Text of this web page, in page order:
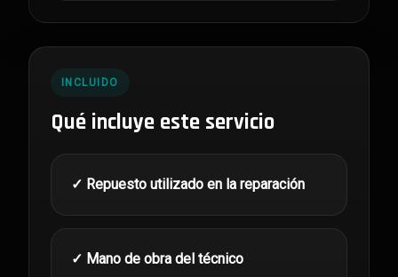
INCLUIDO
Qué incluye este servicio
✓ Repuesto utilizado en la reparación
✓ Mano de obra del técnico